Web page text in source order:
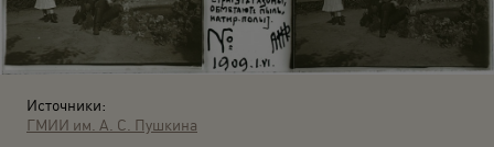
Источники:
ГМИИ им. А. С. Пушкина